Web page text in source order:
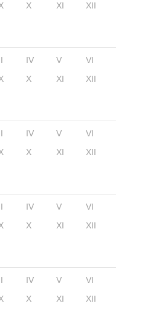
X XI XII
IV V
VI
X XI XII
IV V
VI
X XI XII
IV V
VI
X XI XII
IV V
VI
X XI XII